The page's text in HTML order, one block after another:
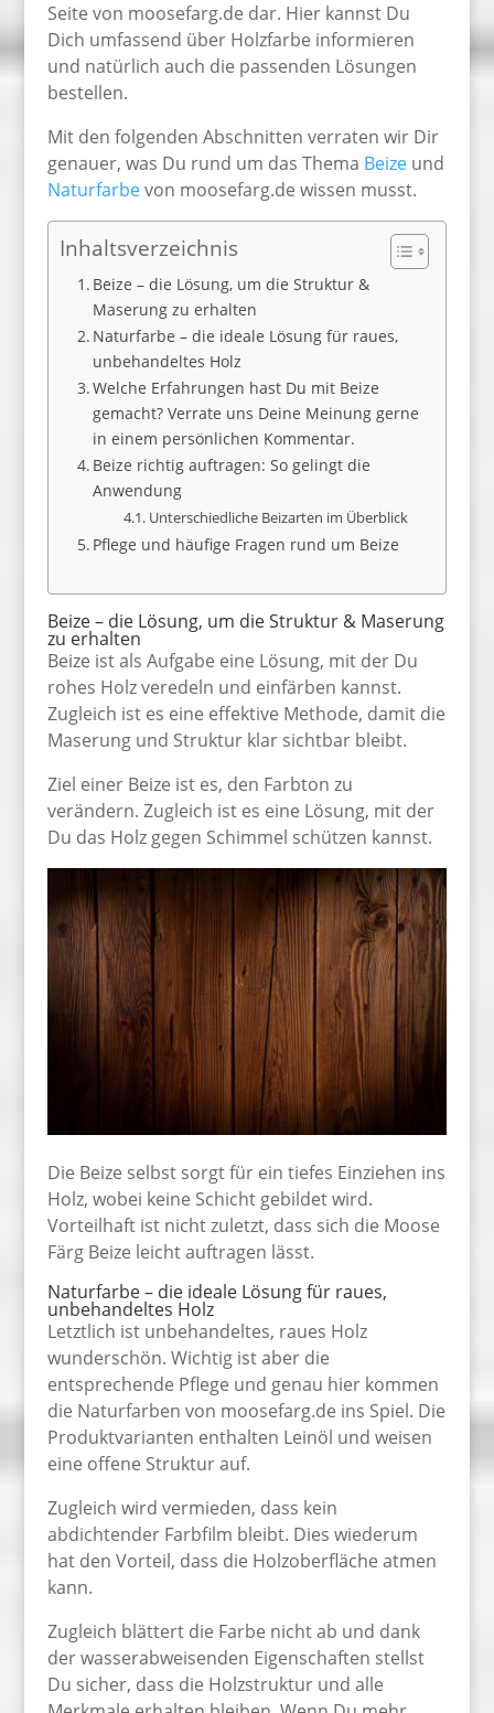
Seite von moosefarg.de dar. Hier kannst Du
Dich umfassend über Holzfarbe informieren
und natürlich auch die passenden Lösungen
bestellen.
Mit den folgenden Abschnitten verraten wir Dir
genauer, was Du rund um das Thema Beizeund
Naturfarbevon moosefarg.de wissen musst.
Inhaltsverzeichnis
Beize – die Lösung, um die Struktur &
Maserung zu erhalten
Naturfarbe – die ideale Lösung für raues,
unbehandeltes Holz
Welche Erfahrungen hast Du mit Beize
gemacht? Verrate uns Deine Meinung gerne
in einem persönlichen Kommentar.
Beize richtig auftragen: So gelingt die
Anwendung
Unterschiedliche Beizarten im Überblick
Pflege und häufige Fragen rund um Beize
Beize – die Lösung, um die Struktur & Maserung
zu erhalten
Beize ist als Aufgabe eine Lösung, mit der Du
rohes Holz veredeln und einfärben kannst.
Zugleich ist es eine effektive Methode, damit die
Maserung und Struktur klar sichtbar bleibt.
Ziel einer Beize ist es, den Farbton zu
verändern. Zugleich ist es eine Lösung, mit der
Du das Holz gegen Schimmel schützen kannst.
Die Beize selbst sorgt für ein tiefes Einziehen ins
Holz, wobei keine Schicht gebildet wird.
Vorteilhaft ist nicht zuletzt, dass sich die Moose
Färg Beize leicht auftragen lässt.
Naturfarbe – die ideale Lösung für raues,
unbehandeltes Holz
Letztlich ist unbehandeltes, raues Holz
wunderschön. Wichtig ist aber die
entsprechende Pflege und genau hier kommen
die Naturfarben von moosefarg.de ins Spiel. Die
Produktvarianten enthalten Leinöl und weisen
eine offene Struktur auf.
Zugleich wird vermieden, dass kein
abdichtender Farbfilm bleibt. Dies wiederum
hat den Vorteil, dass die Holzoberfläche atmen
kann.
Zugleich blättert die Farbe nicht ab und dank
der wasserabweisenden Eigenschaften stellst
Du sicher, dass die Holzstruktur und alle